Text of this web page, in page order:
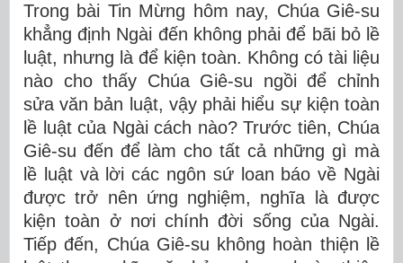
Trong bài Tin Mừng hôm nay, Chúa Giê-su
khẳng định Ngài đến không phải để bãi bỏ lề
luật, nhưng là để kiện toàn. Không có tài liệu
nào cho thấy Chúa Giê-su ngồi để chỉnh
sửa văn bản luật, vậy phải hiểu sự kiện toàn
lề luật của Ngài cách nào? Trước tiên, Chúa
Giê-su đến để làm cho tất cả những gì mà
lề luật và lời các ngôn sứ loan báo về Ngài
được trở nên ứng nghiệm, nghĩa là được
kiện toàn ở nơi chính đời sống của Ngài.
Tiếp đến, Chúa Giê-su không hoàn thiện lề